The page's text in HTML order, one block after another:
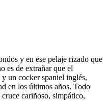
y en ese pelaje rizado que
es de extrañar que el
un cocker spaniel inglés,
en los últimos años. Todo
cariñoso, simpático,